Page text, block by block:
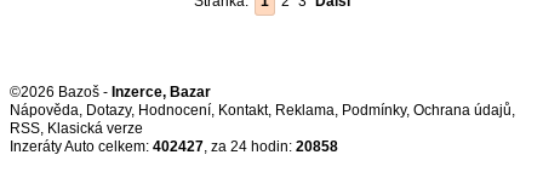
©2026 Bazoš - Inzerce, Bazar
Nápověda, Dotazy, Hodnocení, Kontakt, Reklama, Podmínky, Ochrana údajů,
RSS,
Inzeráty Auto celkem: 402427, za 24 hodin: 20858